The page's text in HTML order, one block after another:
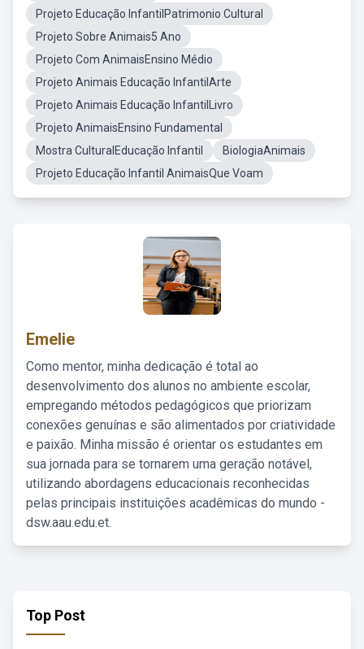
Projeto Educação InfantilPatrimonio Cultural
Projeto Sobre Animais5 Ano
Projeto Com AnimaisEnsino Médio
Projeto Animais Educação InfantilArte
Projeto Animais Educação InfantilLivro
Projeto AnimaisEnsino Fundamental
Mostra CulturalEducação Infantil
BiologiaAnimais
Projeto Educação Infantil AnimaisQue Voam
Emelie
Como mentor, minha dedicação é total ao
desenvolvimento dos alunos no ambiente escolar,
empregando métodos pedagógicos que priorizam
conexões genuínas e são alimentados por criatividade
e paixão. Minha missão é orientar os estudantes em
sua jornada para se tornarem uma geração notável,
utilizando abordagens educacionais reconhecidas
pelas principais instituições acadêmicas do mundo -
dsw.aau.edu.et.
Top Post